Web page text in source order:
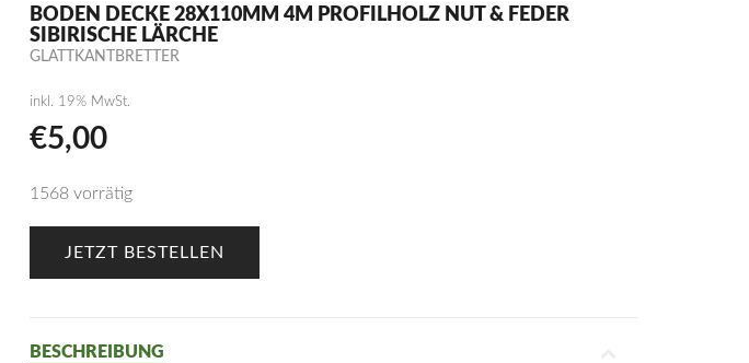
BODEN DECKE 28X110MM 4M PROFILHOLZ NUT & FEDER
SIBIRISCHE LÄRCHE
GLATTKANTBRETTER
inkl. 19% MwSt.
€5,00
1568 vorrätig
JETZT BESTELLEN
BESCHREIBUNG